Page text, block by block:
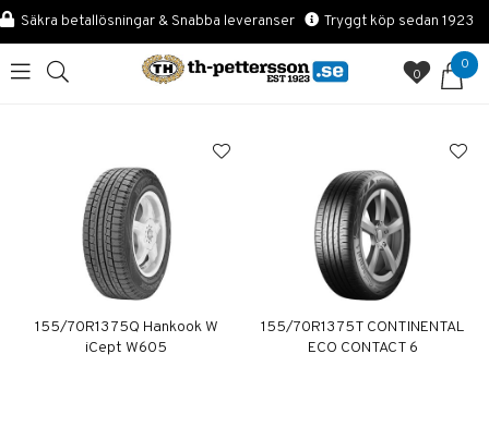
Säkra betallösningar & Snabba leveranser Tryggt köp sedan 1923
0
0
155/70R13 75Q Hankook W
iCept W605
155/70R13 75T CONTINENTAL
ECO CONTACT 6